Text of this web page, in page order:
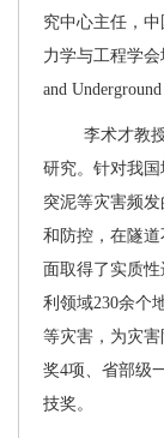
究中心主任，
力学与工程学
and
李术才教
研究。针对我
突泥等灾害频
和防控，在隧
面取得了实质
利领域230余个
等灾害，为灾
奖4项、省部级
技奖。